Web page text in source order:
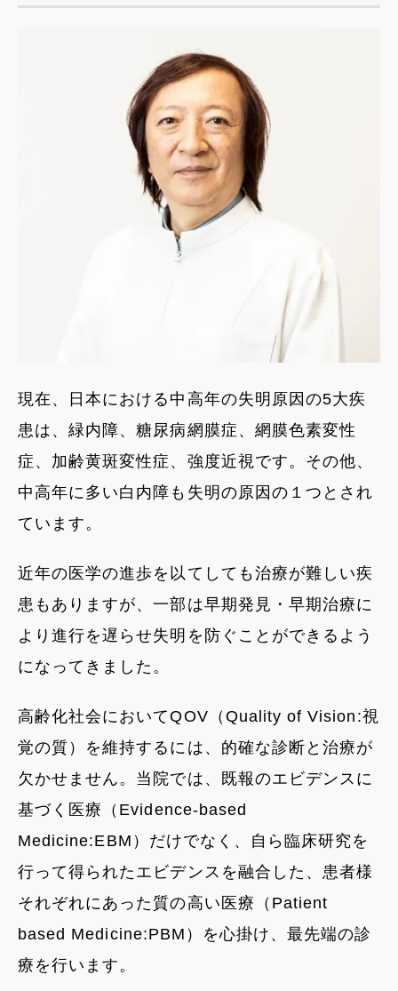
現在、日本における中高年の失明原因の5大疾
患は、緑内障、糖尿病網膜症、網膜色素変性
症、加齢黄斑変性症、強度近視です。その他、
中高年に多い白内障も失明の原因の１つとされ
ています。
近年の医学の進歩を以てしても治療が難しい疾
患もありますが、一部は早期発見・早期治療に
より進行を遅らせ失明を防ぐことができるよう
になってきました。
高齢化社会においてQOV（Quality of Vision:視
覚の質）を維持するには、的確な診断と治療が
欠かせません。当院では、既報のエビデンスに
基づく医療（Evidence-based
Medicine:EBM）だけでなく、自ら臨床研究を
行って得られたエビデンスを融合した、患者様
それぞれにあった質の高い医療（Patient
based Medicine:PBM）を心掛け、最先端の診
療を行います。